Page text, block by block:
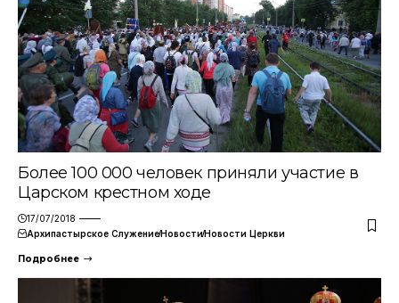
Более 100 000 человек приняли участие в
Царском крестном ходе
17/07/2018
Архипастырское СлужениеНовостиНовости Церкви
Подробнее